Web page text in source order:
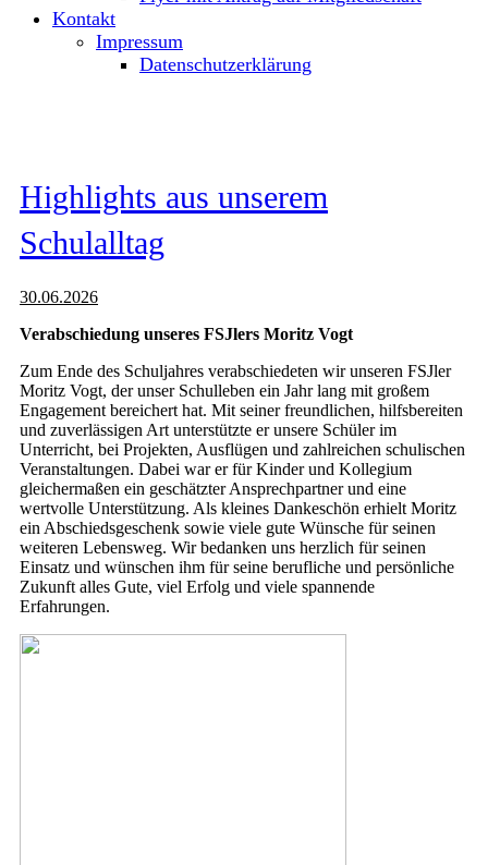
Kontakt
Impressum
Datenschutzerklärung
Highlights aus unserem
Schulalltag
30.06.2026
Verabschiedung unseres FSJlers Moritz Vogt
Zum Ende des Schuljahres verabschiedeten wir unseren FSJler
Moritz Vogt, der unser Schulleben ein Jahr lang mit großem
Engagement bereichert hat. Mit seiner freundlichen, hilfsbereiten
und zuverlässigen Art unterstützte er unsere Schüler im
Unterricht, bei Projekten, Ausflügen und zahlreichen schulischen
Veranstaltungen. Dabei war er für Kinder und Kollegium
gleichermaßen ein geschätzter Ansprechpartner und eine
wertvolle Unterstützung. Als kleines Dankeschön erhielt Moritz
ein Abschiedsgeschenk sowie viele gute Wünsche für seinen
weiteren Lebensweg. Wir bedanken uns herzlich für seinen
Einsatz und wünschen ihm für seine berufliche und persönliche
Zukunft alles Gute, viel Erfolg und viele spannende
Erfahrungen.